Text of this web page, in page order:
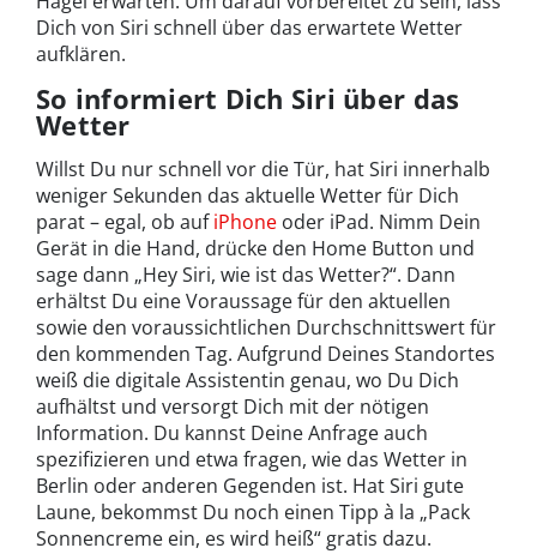
Dich von Siri schnell über das erwartete Wetter
aufklären.
So informiert Dich Siri über das
Wetter
Willst Du nur schnell vor die Tür, hat Siri innerhalb
weniger Sekunden das aktuelle Wetter für Dich
parat – egal, ob aufiPhone oder iPad. Nimm Dein
Gerät in die Hand, drücke den Home Button und
sage dann „Hey Siri, wie ist das Wetter?“. Dann
erhältst Du eine Voraussage für den aktuellen
sowie den voraussichtlichen Durchschnittswert für
den kommenden Tag. Aufgrund Deines Standortes
weiß die digitale Assistentin genau, wo Du Dich
aufhältst und versorgt Dich mit der nötigen
Information. Du kannst Deine Anfrage auch
spezifizieren und etwa fragen, wie das Wetter in
Berlin oder anderen Gegenden ist. Hat Siri gute
Laune, bekommst Du noch einen Tipp à la „Pack
Sonnencreme ein, es wird heiß“ gratis dazu.